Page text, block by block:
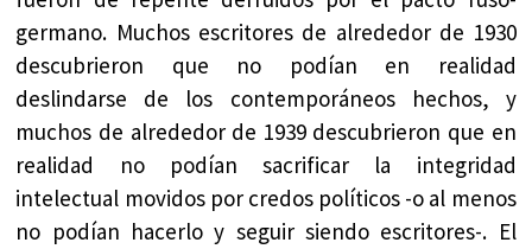
germano. Muchos escritores de alrededor de 1930
descubrieron que no podían en realidad
deslindarse de los contemporáneos hechos, y
muchos de alrededor de 1939 descubrieron que en
realidad no podían sacrificar la integridad
intelectual movidos por credos políticos -o al menos
no podían hacerlo y seguir siendo escritores-. El